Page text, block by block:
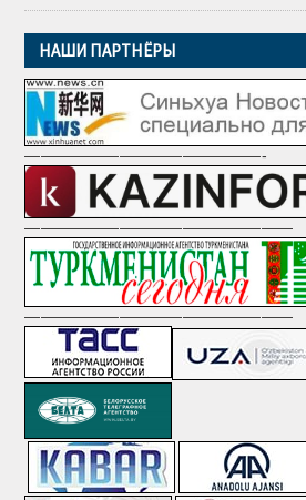
НАШИ ПАРТНЁРЫ
———————————————-
—————————————————
—————————————————